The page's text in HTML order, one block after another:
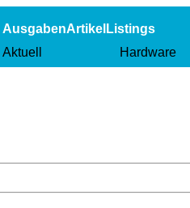
AusgabenArtikel Listings
Aktuell
Hardware